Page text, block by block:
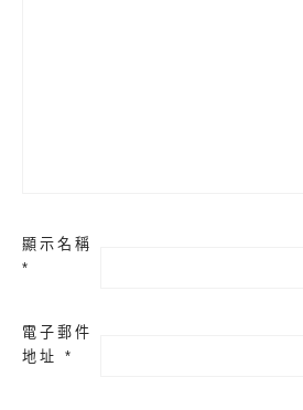
顯示名稱
*
電子郵件
地址 *